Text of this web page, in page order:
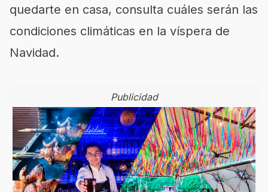
quedarte en casa, consulta cuáles serán las
condiciones climáticas en la víspera de
Navidad.
Publicidad